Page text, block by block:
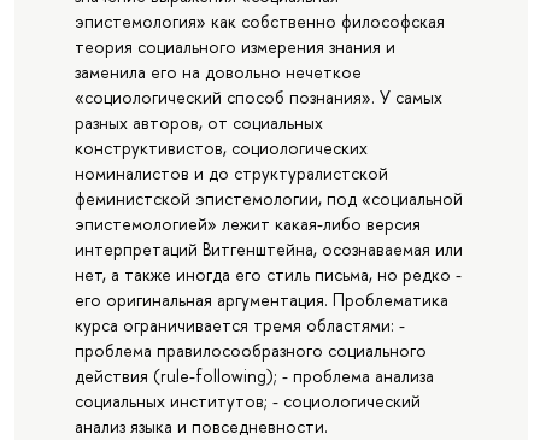
эпистемология» как собственно философская
теория социального измерения знания и
заменила его на довольно нечеткое
«социологический способ познания». У самых
разных авторов, от социальных
конструктивистов, социологических
номиналистов и до структуралистской
феминистской эпистемологии, под «социальной
эпистемологией» лежит какая-либо версия
интерпретаций Витгенштейна, осознаваемая или
нет, а также иногда его стиль письма, но редко -
его оригинальная аргументация. Проблематика
курса ограничивается тремя областями: -
проблема правилосообразного социального
действия (rule-following); - проблема анализа
социальных институтов; - социологический
анализ языка и повседневности.